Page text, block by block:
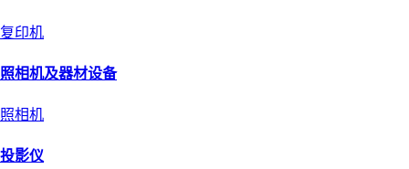
复印机
照相机及器材设备
照相机
投影仪